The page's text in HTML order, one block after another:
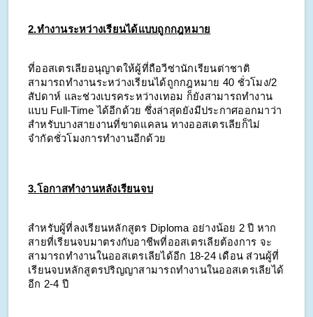
2.ทำงานระหว่างเรียนได้แบบถูกกฎหมาย
ที่ออสเตรเลียอนุญาตให้ผู้ที่ถือวีซ่านักเรียนต่าชาติ
สามารถทำงานระหว่างเรียนได้ถูกกฎหมาย 40 ชั่วโมง/2
สัปดาห์ และช่วงเบรคระหว่างเทอม ก็ยังสามารถทำงาน
แบบ Full-Time ได้อีกด้วย ซึ่งล่าสุดยังมีประกาศออกมาว่า
สำหรับบางสายงานที่ขาดแคลน ทางออสเตรเลียก็ไม่
จำกัดชั่วโมงการทำงานอีกด้วย
3.โอกาสทำงานหลังเรียนจบ
สำหรับผู้ที่ลงเรียนหลักสูตร Diploma อย่างน้อย 2 ปี หาก
สายที่เรียนจบมาตรงกับอาชีพที่ออสเตรเลียต้องการ จะ
สามารถทำงานในออสเตรเลียได้อีก 18-24 เดือน ส่วนผู้ที่
เรียนจบหลักสูตรปริญญาสามารถทำงานในออสเตรเลียได้
อีก 2-4 ปี